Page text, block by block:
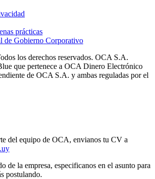
prácticas
de Gobierno Corporativo
los derechos reservados. OCA S.A.
que pertenece a OCA Dinero Electrónico
de OCA S.A. y ambas reguladas por el
del equipo de OCA, envianos tu CV a
de la empresa, especificanos en el asunto para
postulando.